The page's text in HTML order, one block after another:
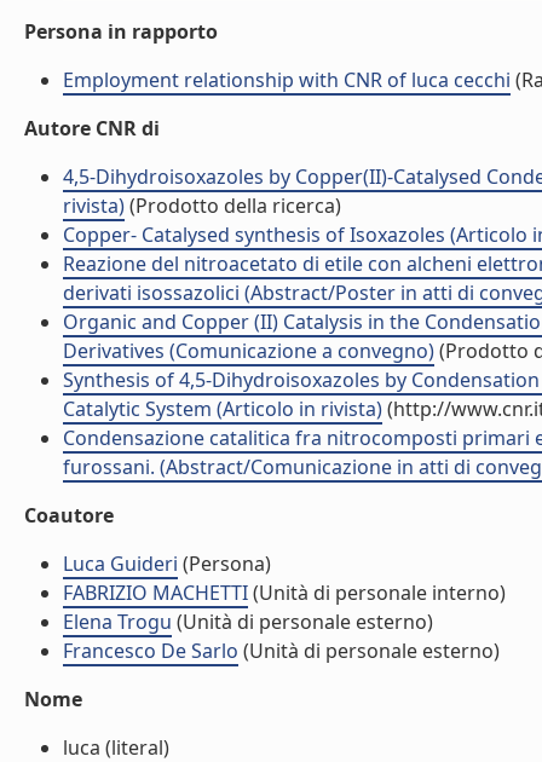
Persona in rapporto
Employment relationship with CNR of luca cecchi
Autore CNR di
4,5-Dihydroisoxazoles by Copper(II)-Catalysed
rivista)(Prodotto della ricerca)
Copper- Catalysed synthesis of Isoxazoles (Articolo
Reazione del nitroacetato di etile con alcheni
derivati isossazolici (Abstract/Poster in atti di
Organic and Copper (II) Catalysis in the
Derivatives (Comunicazione a convegno)(Prodotto
Synthesis of 4,5-Dihydroisoxazoles by
Catalytic System (Articolo in rivista)(http://
Condensazione catalitica fra nitrocomposti primari
furossani. (Abstract/Comunicazione in atti di
Coautore
Luca Guideri (Persona)
FABRIZIO MACHETTI(Unità di personale interno)
Elena Trogu (Unità di personale esterno)
Francesco De Sarlo (Unità di personale esterno)
Nome
luca (literal)